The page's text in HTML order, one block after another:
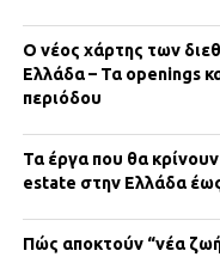
Ο νέος χάρτης των
Ελλάδα – Τα openings
περιόδου
Τα έργα που θα
estate στην Ελλάδα
Πώς αποκτούν “νέα